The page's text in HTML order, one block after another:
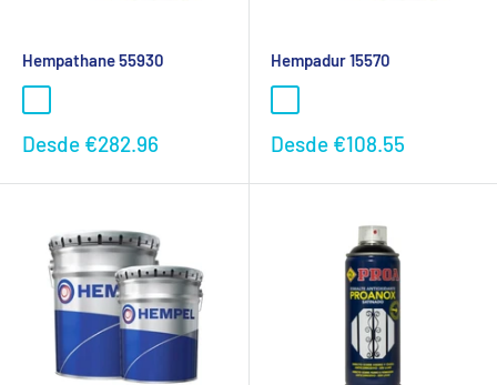
Hempathane 55930
Preço
Desde €282.96
Hempadur 15570
Preço
Desde €108.55